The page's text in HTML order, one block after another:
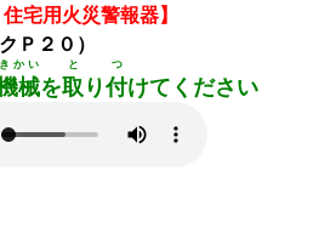
宅用火災警報器】
Ｐ２０）
械
きかい
を取
と
り付
つ
けてください